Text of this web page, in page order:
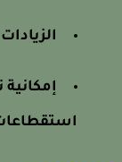
الزيادات
إمكانية
استقطاعات